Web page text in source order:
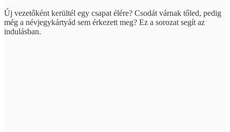
Új vezetőként kerültél egy csapat élére? Csodát várnak tőled, pedig
még a névjegykártyád sem érkezett meg? Ez a sorozat segít az
indulásban.